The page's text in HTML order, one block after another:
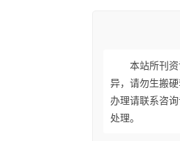
本站所刊
异，请勿生搬
办理请联系咨
处理。